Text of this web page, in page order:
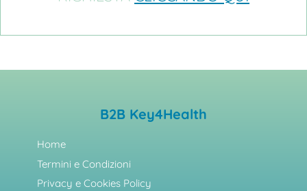
B2B Key4Health
Home
Termini e Condizioni
Privacy e Cookies Policy